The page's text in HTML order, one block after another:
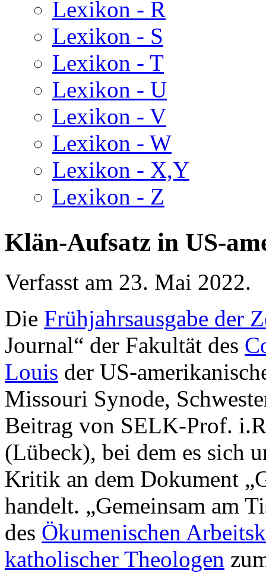
Lexikon - R
Lexikon - S
Lexikon - T
Lexikon - U
Lexikon - V
Lexikon - W
Lexikon - X,Y
Lexikon - Z
Klän-Aufsatz in US-
Verfasst am 23. Mai 2022.
Die Frühjahrsausgabe der
Journal“ der Fakultät des
Louis der US-
Missouri Synode,
Beitrag von SELK-Prof.
(Lübeck), bei dem es sich
Kritik an dem Dokument
handelt. „Gemeinsam am
des Ökumenischen
katholischer Theologen